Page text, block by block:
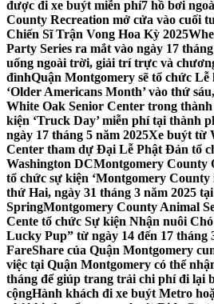
được đi xe buýt miễn phí7 hồ bơi
County Recreation mở cửa vào cuối
Chiến Sĩ Trận Vong Hoa Kỳ 2025
Party Series ra mắt vào ngày 17
uống ngoài trời, giải trí trực và
đìnhQuận Montgomery sẽ tổ chức Lễ
‘Older Americans Month’ vào thứ
White Oak Senior Center trong
kiện ‘Truck Day’ miễn phí tại thành
ngày 17 tháng 5 năm 2025Xe buýt từ
Center tham dự Đại Lễ Phật Đản tổ
Washington DCMontgomery County
tổ chức sự kiện ‘Montgomery County
thứ Hai, ngày 31 tháng 3 năm 2025
SpringMontgomery County Animal
Cente tổ chức Sự kiện Nhận nuôi
Lucky Pup” từ ngày 14 đến 17 tháng
FareShare của Quận Montgomery
việc tại Quận Montgomery có thể
tháng để giúp trang trải chi phí đi lại
cộngHành khách đi xe buýt Metro